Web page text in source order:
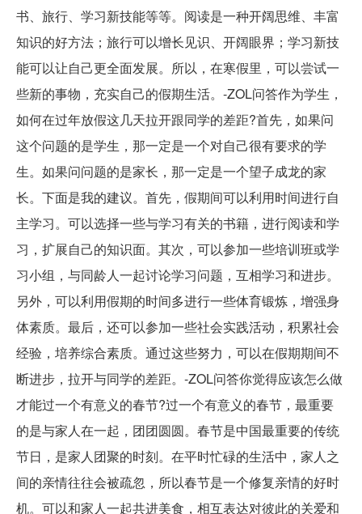
书、旅行、学习新技能等等。阅读是一种开阔思维、丰富
知识的好方法；旅行可以增长见识、开阔眼界；学习新技
能可以让自己更全面发展。所以，在寒假里，可以尝试一
些新的事物，充实自己的假期生活。-ZOL问答作为学生，
如何在过年放假这几天拉开跟同学的差距?首先，如果问
这个问题的是学生，那一定是一个对自己很有要求的学
生。如果问问题的是家长，那一定是一个望子成龙的家
长。下面是我的建议。首先，假期间可以利用时间进行自
主学习。可以选择一些与学习有关的书籍，进行阅读和学
习，扩展自己的知识面。其次，可以参加一些培训班或学
习小组，与同龄人一起讨论学习问题，互相学习和进步。
另外，可以利用假期的时间多进行一些体育锻炼，增强身
体素质。最后，还可以参加一些社会实践活动，积累社会
经验，培养综合素质。通过这些努力，可以在假期期间不
断进步，拉开与同学的差距。-ZOL问答你觉得应该怎么做
才能过一个有意义的春节?过一个有意义的春节，最重要
的是与家人在一起，团团圆圆。春节是中国最重要的传统
节日，是家人团聚的时刻。在平时忙碌的生活中，家人之
间的亲情往往会被疏忽，所以春节是一个修复亲情的好时
机。可以和家人一起共进美食，相互表达对彼此的关爱和